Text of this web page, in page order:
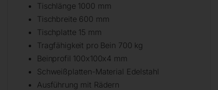
Tischlänge 1000 mm
Tischbreite 600 mm
Tischplatte 15 mm
Tragfähigkeit pro Bein 700 kg
Beinprofil 100x100x4 mm
Schweißplatten-Material Edelstahl
Ausführung mit Rädern